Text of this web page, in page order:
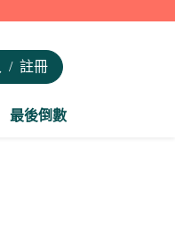
/ 註冊
最後倒數